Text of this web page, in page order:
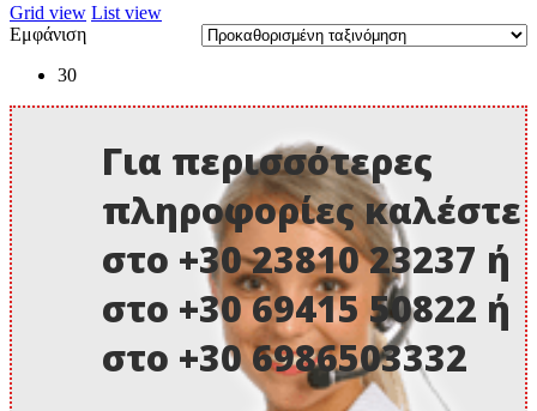
Grid view List view
Εμφάνιση
30
Για περισσότερες
πληροφορίες καλέστε
στο +30 23810 23237 ή
στο +30 69415 50822 ή
στο +30 6986503332